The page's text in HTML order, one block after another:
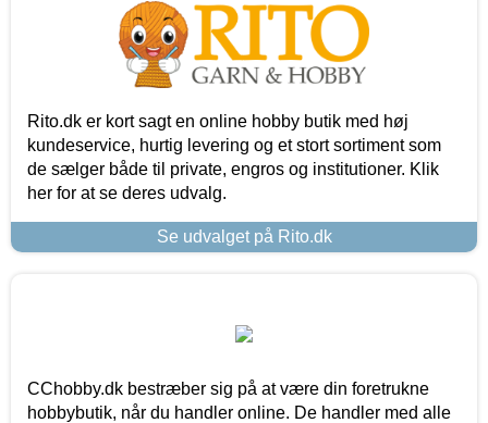
Rito.dk er kort sagt en online hobby butik med høj
kundeservice, hurtig levering og et stort sortiment som
de sælger både til private, engros og institutioner. Klik
her for at se deres udvalg.
Se udvalget på Rito.dk
CChobby.dk bestræber sig på at være din foretrukne
hobbybutik, når du handler online. De handler med alle